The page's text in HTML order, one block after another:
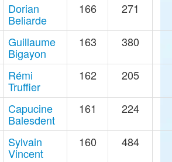
Dorian
Beliarde
166 271
Guillaume
Bigayon
163 380
Rémi
Truffier
162 205
Capucine
Balesdent
161 224
Sylvain
Vincent
160 484